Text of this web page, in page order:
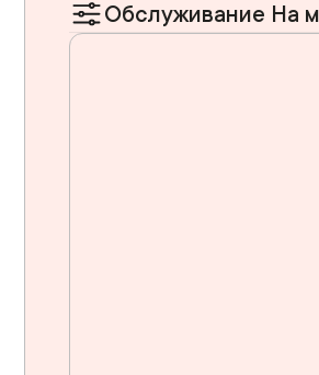
Обслуживание На